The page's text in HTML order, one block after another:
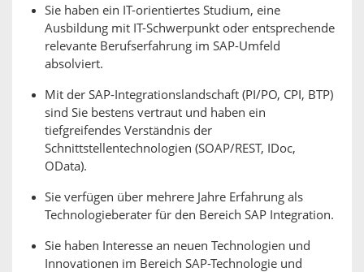
Sie haben ein IT-orientiertes Studium, eine
Ausbildung mit IT-Schwerpunkt oder entsprechende
relevante Berufserfahrung im SAP-Umfeld
absolviert.
Mit der SAP-Integrationslandschaft (PI/PO, CPI, BTP)
sind Sie bestens vertraut und haben ein
tiefgreifendes Verständnis der
Schnittstellentechnologien (SOAP/REST, IDoc,
OData).
Sie verfügen über mehrere Jahre Erfahrung als
Technologieberater für den Bereich SAP Integration.
Sie haben Interesse an neuen Technologien und
Innovationen im Bereich SAP-Technologie und